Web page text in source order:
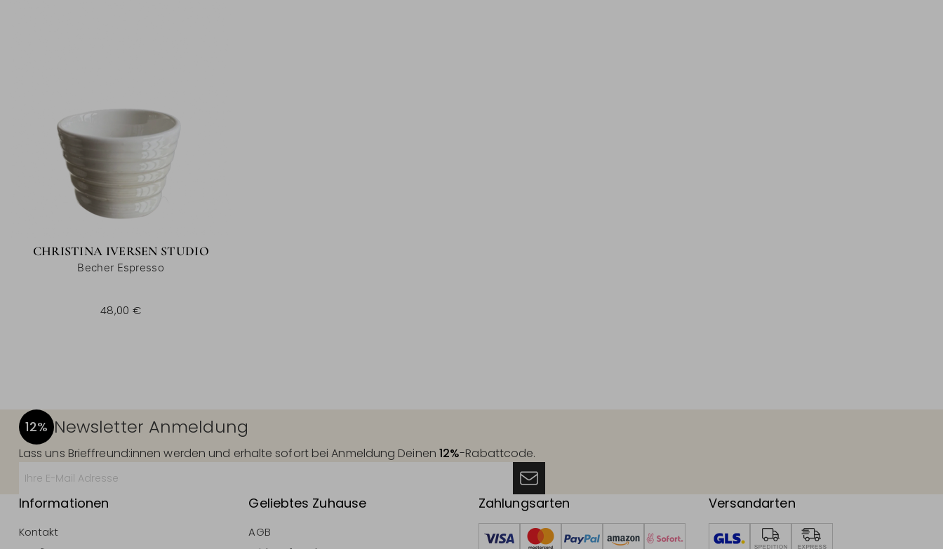
CHRISTINA IVERSEN STUDIO
Becher Espresso
48,00 €
12% Newsletter Anmeldung
Lass uns Brieffreund:innen werden und erhalte sofort bei Anmeldung Deinen 12%-Rabattcode.
Informationen
Kontakt
Geliebtes Zuhause
AGB
Zahlungsarten Versandarten